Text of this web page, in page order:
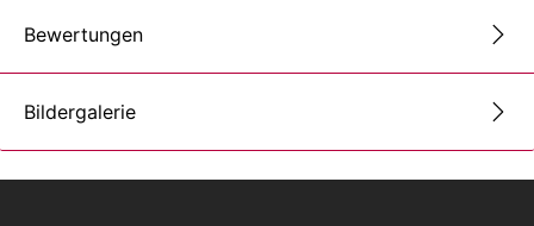
Bewertungen
Bildergalerie